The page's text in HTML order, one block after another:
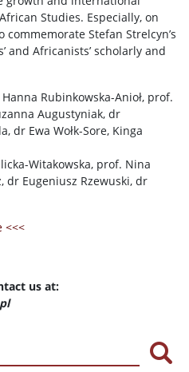
Studies. Especially, on
Stefan Strelcyn’s
and Africanists’ scholarly and
Hanna Rubinkowska-Anioł, prof.
Augustyniak, dr
dr Ewa Wołk-Sore, Kinga
Witakowska, prof. Nina
dr Eugeniusz Rzewuski, dr
<<<
us at: